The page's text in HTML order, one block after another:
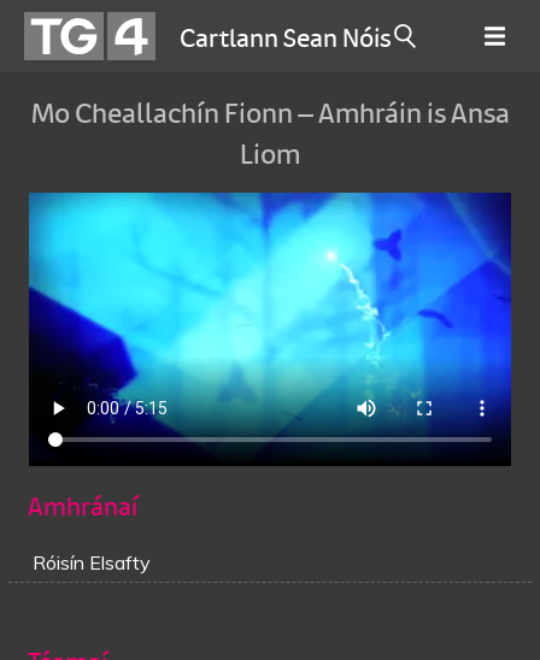
Cartlann Sean Nóis
Mo Cheallachín Fionn – Amhráin is Ansa
Liom
Amhránaí
Róisín Elsafty